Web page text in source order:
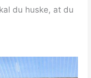
du huske, at du